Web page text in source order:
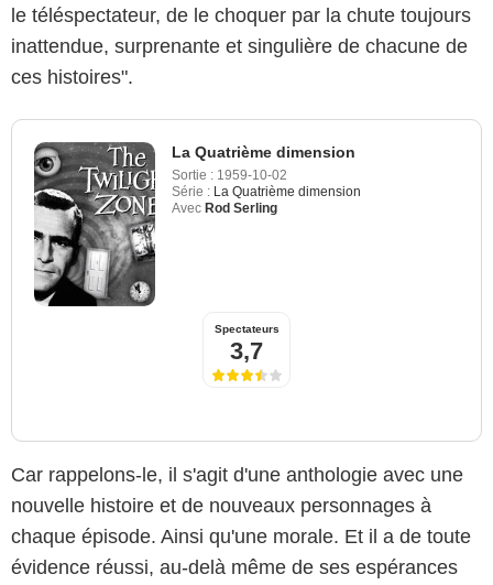
le téléspectateur, de le choquer par la chute toujours
inattendue, surprenante et singulière de chacune de
ces histoires".
La Quatrième dimension
Sortie : 1959-10-02
Série : La Quatrième dimension
Avec Rod Serling
Spectateurs
3,7
Car rappelons-le, il s'agit d'une anthologie avec une
nouvelle histoire et de nouveaux personnages à
chaque épisode. Ainsi qu'une morale. Et il a de toute
évidence réussi, au-delà même de ses espérances